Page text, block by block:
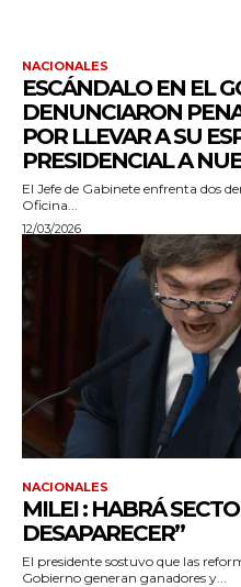
NACIONALES
ESCÁNDALO EN EL
DENUNCIARON
POR LLEVAR A SU
PRESIDENCIAL A
El Jefe de Gabinete enfrenta dos
Oficina...
12/03/2026
NACIONALES
MILEI : HABRÁ
DESAPARECER”
El presidente sostuvo que las
Gobierno generan ganadores y...